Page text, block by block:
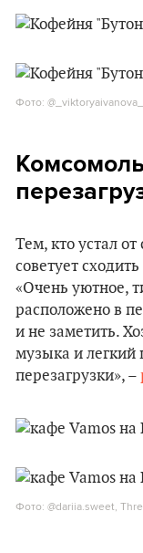
Фото:
Тем, кто устал
советует
«Очень уютное,
расположено в
и не заметить.
музыка и легкий
перезагрузки», –
Фото: @dariia.sweet,